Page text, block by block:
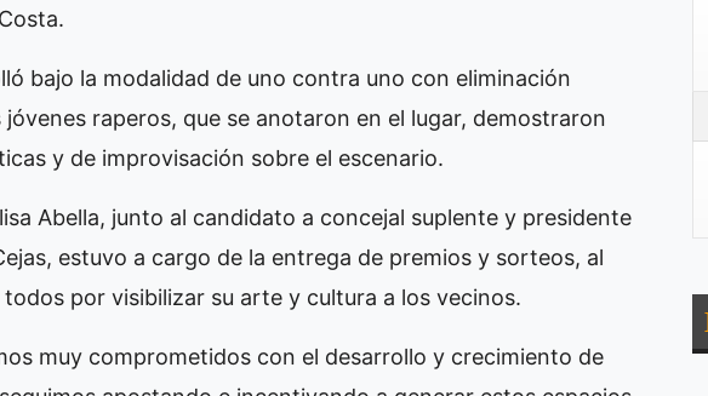
bajo la modalidad de uno contra uno con eliminación
raperos, que se anotaron en el lugar, demostraron
y de improvisación sobre el escenario.
Abella, junto al candidato a concejal suplente y presidente
estuvo a cargo de la entrega de premios y sorteos, al
por visibilizar su arte y cultura a los vecinos.
muy comprometidos con el desarrollo y crecimiento de